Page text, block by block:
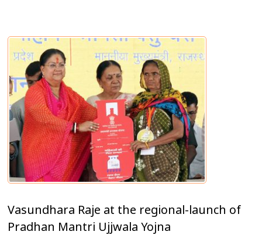
Vasundhara Raje at the regional-launch of
Pradhan Mantri Ujjwala Yojna